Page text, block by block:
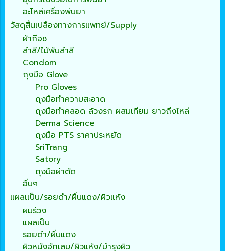
อะไหล่เครื่องพ่นยา
วัสดุสิ้นเปลืองทางการแพทย์/Supply
ผ้าก๊อซ
สำลี/ไม้พันสำลี
Condom
ถุงมือ Glove
Pro Gloves
ถุงมือทำความสะอาด
ถุงมือทำคลอด ล้วงรก ผสมเทียม ยาวถึงไหล่
Derma Science
ถุงมือ PTS ราคาประหยัด
SriTrang
Satory
ถุงมือผ่าตัด
อื่นๆ
แผลเเป็น/รอยดำ/ผื่นแดง/ผิวแห้ง
ผมร่วง
แผลเป็น
รอยดำ/ผื่นแดง
ผิวหนังอักเสบ/ผิวแห้ง/บำรุงผิว